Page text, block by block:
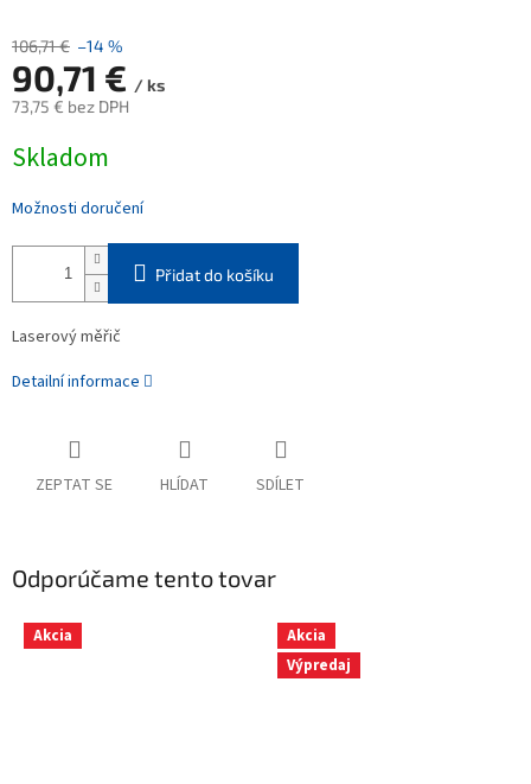
106,71 € –14 %
90,71 € / ks
73,75 € bez DPH
cena:
Skladom
Možnosti doručení
Přidat do košíku
Laserový měřič
Detailní informace
ZEPTAT SE HLÍDAT SDÍLET
Odporúčame tento tovar
Akcia
Akcia
Výpredaj